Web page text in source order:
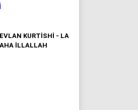
KURTISHI - LA
ILLALLAH